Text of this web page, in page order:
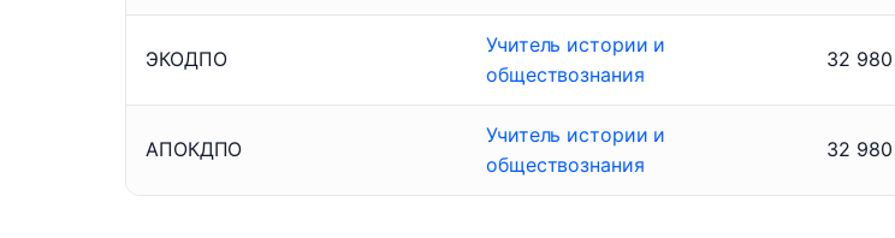
ЭКОДПО
Учитель истории и
обществознания
32 980
АПОКДПО
Учитель истории и
обществознания
32 980